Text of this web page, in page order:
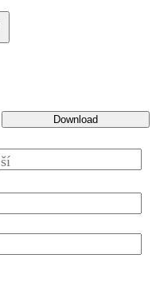
Download